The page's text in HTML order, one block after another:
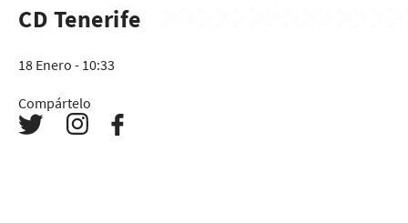
CD Tenerife
18 Enero - 10:33
Compártelo